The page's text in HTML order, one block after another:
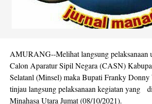
AMURANG--Melihat langsung pelaksanaan
Calon Aparatur Sipil Negara (CASN)
Selatanl (Minsel) maka Bupati Franky Donny
tinjau langsung pelaksanaan kegiatan yang
Minahasa Utara Jumat (08/10/2021).